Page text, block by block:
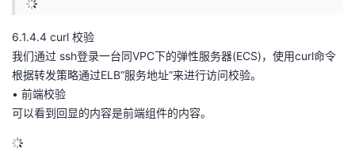
6.1.4.4 curl 校验
我们通过 ssh登录一台同VPC下的弹性服务器(ECS)，使用curl命令
根据转发策略通过ELB“服务地址”来进行访问校验。
• 前端校验
可以看到回显的内容是前端组件的内容。